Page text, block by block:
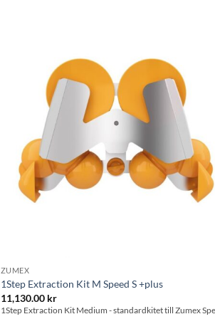
ZUMEX
1Step Extraction Kit M Speed S +plus
11,130.00 kr
1Step Extraction Kit Medium - standardkitet till Zumex